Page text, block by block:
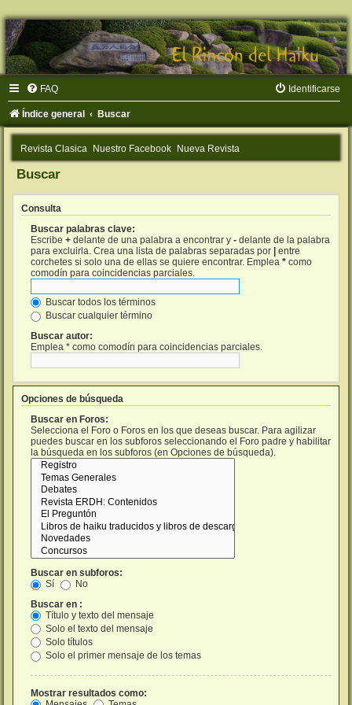
FAQ Identificarse
Índice general Buscar
Revista Clasica Nuestro Facebook Nueva Revista
Buscar
Consulta
Buscar palabras clave:
Escribe + delante de una palabra a encontrar y - delante de la palabra
para excluirla. Crea una lista de palabras separadas por
entre
corchetes si solo una de ellas se quiere encontrar. Emplea * como
comodín para coincidencias parciales.
Buscar todos los términos
Buscar cualquier término
Buscar autor:
Emplea * como comodín para coincidencias parciales.
Opciones de búsqueda
Buscar en Foros:
Selecciona el Foro o Foros en los que deseas buscar. Para agilizar
puedes buscar en los subforos seleccionando el Foro padre y habilitar
la búsqueda en los subforos (en Opciones de búsqueda).
Buscar en subforos:
Sí
No
Buscar en :
Título y texto del mensaje
Solo el texto del mensaje
Solo títulos
Solo el primer mensaje de los temas
Mostrar resultados como: